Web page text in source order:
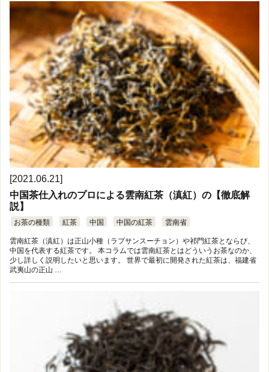
[2021.06.21]
中国茶仕入れのプロによる雲南紅茶（滇紅）の【徹底解
説】
お茶の種類 紅茶 中国 中国の紅茶 雲南省
雲南紅茶（滇紅）は正山小種（ラプサンスーチョン）や祁門紅茶とならび、
中国を代表する紅茶です。 本コラムでは雲南紅茶とはどういうお茶なのか、
少し詳しく説明したいと思います。 世界で最初に開発された紅茶は、福建省
武夷山の正山 …